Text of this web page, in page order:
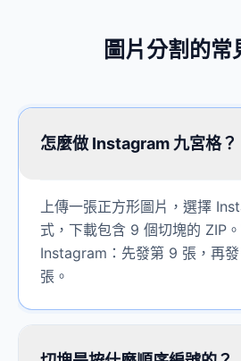
圖片分割的常
怎麼做 Instagram 九宮格？
上傳一張正方形圖片，選擇
式，下載包含 9 個切塊的 ZIP
Instagram：先發第 9 張，再發
張。